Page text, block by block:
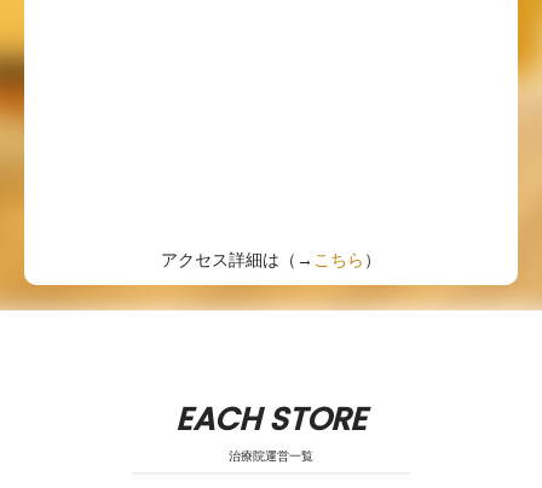
アクセス詳細は（→ こちら ）
EACH STORE
治療院運営一覧